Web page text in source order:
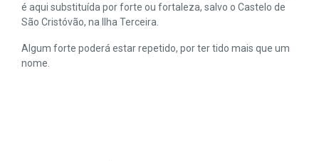
é aqui substituída por forte ou fortaleza, salvo o Castelo de
São Cristóvão, na Ilha Terceira.
Algum forte poderá estar repetido, por ter tido mais que um
nome.